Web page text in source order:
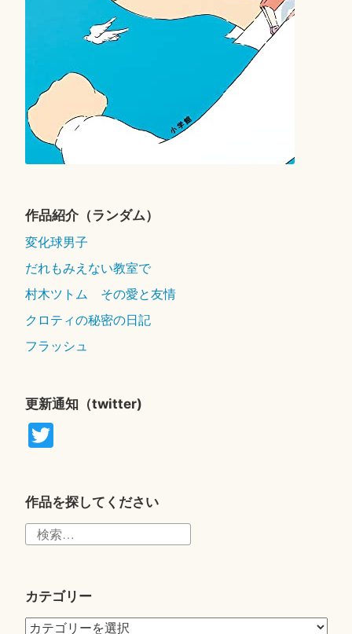
作品紹介（ランダム）
変化球男子
だれもみえない教室で
村木ツトム その愛と友情
クロティの秘密の日記
フラッシュ
更新通知（twitter)
T
r
作品を探してください
カテゴリー
カ